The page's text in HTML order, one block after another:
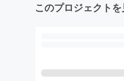
このプロジェクト